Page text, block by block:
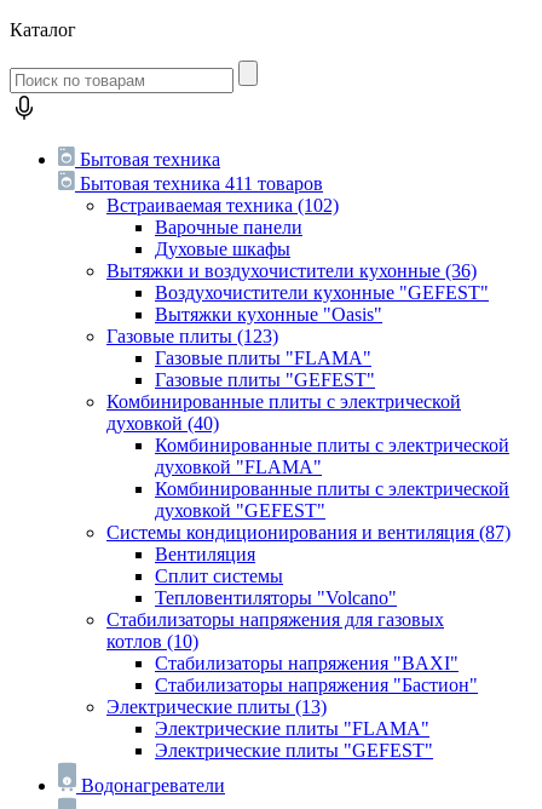
Каталог
Бытовая техника
Бытовая техника 411 товаров
Встраиваемая техника (102)
Варочные панели
Духовые шкафы
Вытяжки и воздухочистители кухонные (36)
Воздухочистители кухонные "GEFEST"
Вытяжки кухонные "Oasis"
Газовые плиты (123)
Газовые плиты "FLAMA"
Газовые плиты "GEFEST"
Комбинированные плиты с электрической
духовкой (40)
Комбинированные плиты с электрической
духовкой "FLAMA"
Комбинированные плиты с электрической
духовкой "GEFEST"
Системы кондиционирования и вентиляция (87)
Вентиляция
Сплит системы
Тепловентиляторы "Volcano"
Стабилизаторы напряжения для газовых
котлов (10)
Стабилизаторы напряжения "BAXI"
Стабилизаторы напряжения "Бастион"
Электрические плиты (13)
Электрические плиты "FLAMA"
Электрические плиты "GEFEST"
Водонагреватели